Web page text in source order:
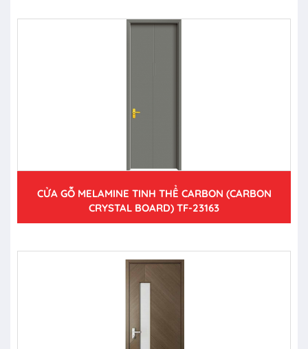
CỬA GỖ MELAMINE TINH THỂ CARBON (CARBON
CRYSTAL BOARD) TF-23163